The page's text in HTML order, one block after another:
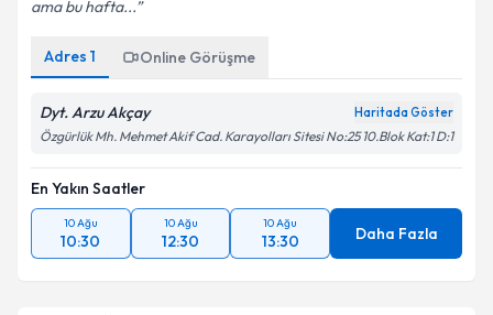
Kişisel verilerimin işlenmesine ilişkin
kapsamda işlenmesini kabul ediyorum.
Takvim Talebini Gönder
ama bu hafta...
Adres 1 Online Görüşme
Dyt. Arzu Akçay Haritada Göster
Özgürlük Mh. Mehmet Akif Cad. Karayolları Sitesi No:25 10.Blok Kat:1 D:1
En Yakın Saatler
10 Ağu
10:30
10 Ağu
12:30
10 Ağu
13:30 Daha Fazla